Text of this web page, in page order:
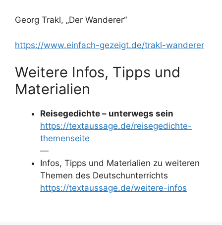
Georg Trakl, „Der Wanderer“
https://www.einfach-gezeigt.de/trakl-wanderer
Weitere Infos, Tipps und
Materialien
Reisegedichte – unterwegs sein
https://textaussage.de/reisegedichte-
themenseite
—
Infos, Tipps und Materialien zu weiteren
Themen des Deutschunterrichts
https://textaussage.de/weitere-infos